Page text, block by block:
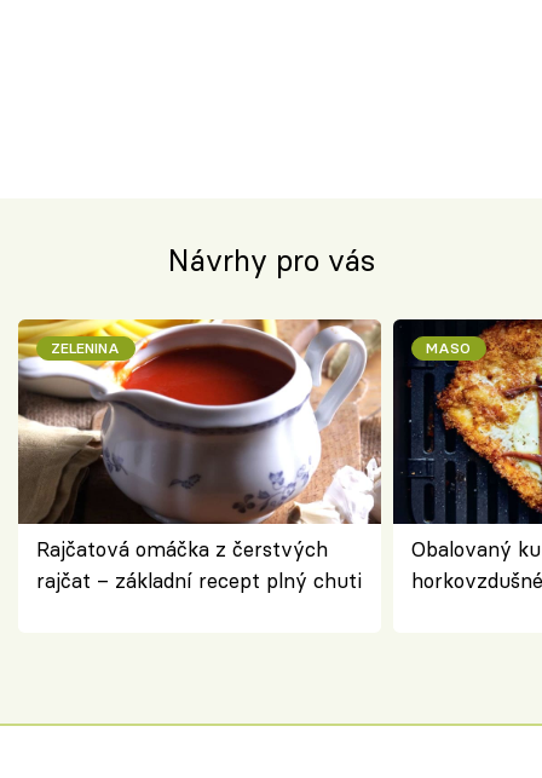
Návrhy pro vás
ZELENINA
Rajčatová omáčka z čerstvých
rajčat – základní recept plný chuti
MASO
Obalovaný